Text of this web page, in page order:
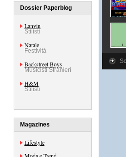
Dossier Paperblog
Lanvin
Stilisti
Natale
Festività
Backstreet Boys
Musicisti Stranieri
H&M
Stilisti
Magazines
Lifestyle